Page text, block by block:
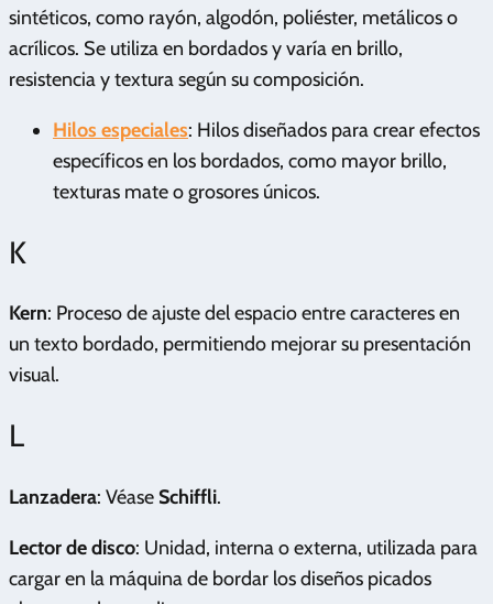
sintéticos, como rayón, algodón, poliéster, metálicos o
acrílicos. Se utiliza en bordados y varía en brillo,
resistencia y textura según su composición.
Hilos especiales: Hilos diseñados para crear efectos
específicos en los bordados, como mayor brillo,
texturas mate o grosores únicos.
K
Kern: Proceso de ajuste del espacio entre caracteres en
un texto bordado, permitiendo mejorar su presentación
visual.
L
Lanzadera: Véase Schiffli.
Lector de disco: Unidad, interna o externa, utilizada para
cargar en la máquina de bordar los diseños picados